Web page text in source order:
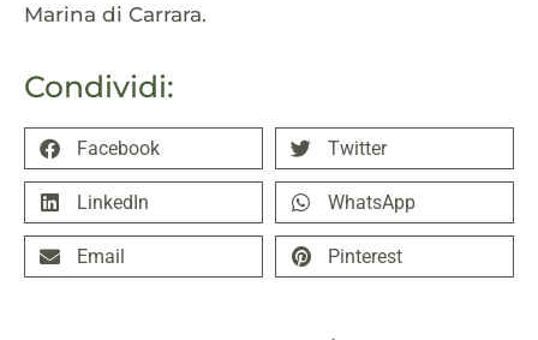
Condividi:
Facebook Twitter
LinkedIn WhatsApp
Email Pinterest
Marina di Carrara.